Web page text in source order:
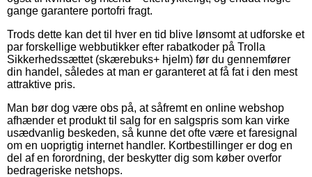
gange garantere portofri fragt.
Trods dette kan det til hver en tid blive lønsomt at udforske et
par forskellige webbutikker efter rabatkoder på Trolla
Sikkerhedssættet (skærebuks+ hjelm) før du gennemfører
din handel, således at man er garanteret at få fat i den mest
attraktive pris.
Man bør dog være obs på, at såfremt en online webshop
afhænder et produkt til salg for en salgspris som kan virke
usædvanlig beskeden, så kunne det ofte være et faresignal
om en uoprigtig internet handler. Kortbestillinger er dog en
del af en forordning, der beskytter dig som køber overfor
bedrageriske netshops.